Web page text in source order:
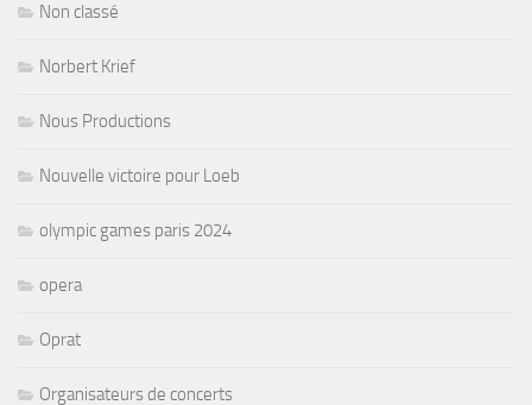
Non classé
Norbert Krief
Nous Productions
Nouvelle victoire pour Loeb
olympic games paris 2024
opera
Oprat
Organisateurs de concerts